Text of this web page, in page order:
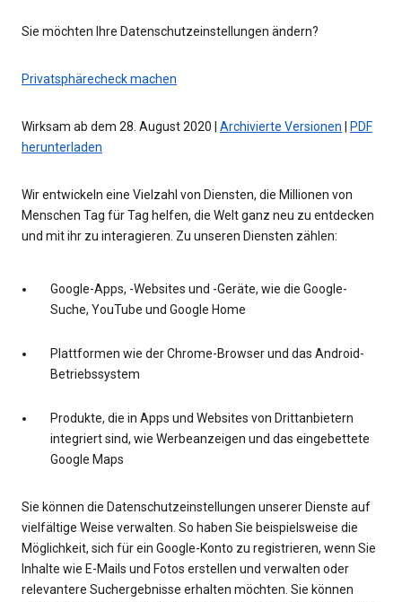
Sie möchten Ihre Datenschutzeinstellungen ändern?
Privatsphärecheck machen
Wirksam ab dem 28. August 2020 | Archivierte Versionen
PDF
herunterladen
Wir entwickeln eine Vielzahl von Diensten, die Millionen von
Menschen Tag für Tag helfen, die Welt ganz neu zu entdecken
und mit ihr zu interagieren. Zu unseren Diensten zählen:
Google-Apps, -Websites und -Geräte, wie die Google-
Suche, YouTube und Google Home
Plattformen wie der Chrome-Browser und das Android-
Betriebssystem
Produkte, die in Apps und Websites von Drittanbietern
integriert sind, wie Werbeanzeigen und das eingebettete
Google Maps
Sie können die Datenschutzeinstellungen unserer Dienste auf
vielfältige Weise verwalten. So haben Sie beispielsweise die
Möglichkeit, sich für ein Google-Konto zu registrieren, wenn Sie
Inhalte wie E-Mails und Fotos erstellen und verwalten oder
relevantere Suchergebnisse erhalten möchten. Sie können